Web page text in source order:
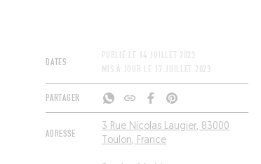
DATES
PUBLIÉ LE
14 JUILLET 2023
MIS À JOUR LE
17 JUILLET 2023
PARTAGER
ADRESSE
3 Rue Nicolas Laugier, 83000
Toulon, France